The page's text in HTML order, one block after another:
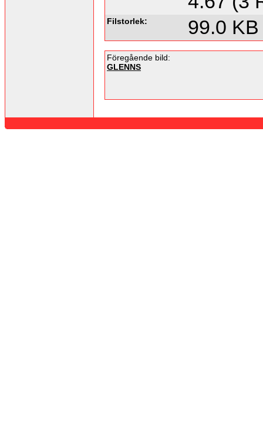
Filstorlek: 99.0 KB
Föregående bild:
GLENNS